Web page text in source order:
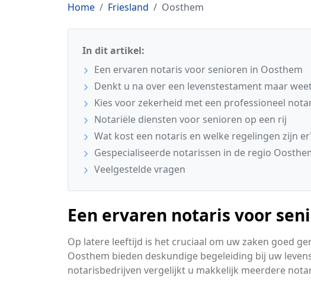
Home Friesland Oosthem
In dit artikel:
Een ervaren notaris voor senioren in Oosthem
Denkt u na over een levenstestament maar
Kies voor zekerheid met een professioneel
Notariële diensten voor senioren op een rij
Wat kost een notaris en welke regelingen zijn
Gespecialiseerde notarissen in de regio
Veelgestelde vragen
Een ervaren notaris voor
Op latere leeftijd is het cruciaal om uw zaken goed
Oosthem bieden deskundige begeleiding bij uw
notarisbedrijven vergelijkt u makkelijk meerdere